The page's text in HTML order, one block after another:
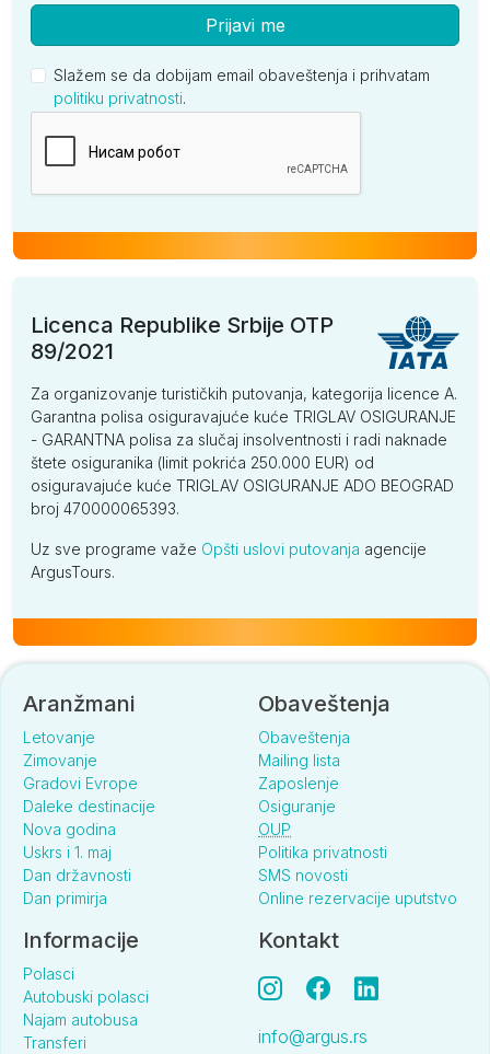
Prijavi me
Slažem se da dobijam email obaveštenja i prihvatam
politiku privatnosti.
Licenca Republike Srbije OTP
89/2021
Za organizovanje turističkih putovanja, kategorija licence A.
Garantna polisa osiguravajuće kuće TRIGLAV OSIGURANJE
- GARANTNA polisa za slučaj insolventnosti i radi naknade
štete osiguranika (limit pokrića 250.000 EUR) od
osiguravajuće kuće TRIGLAV OSIGURANJE ADO BEOGRAD
broj 470000065393.
Uz sve programe važe Opšti uslovi putovanja agencije
ArgusTours.
Aranžmani
Letovanje
Zimovanje
Gradovi Evrope
Daleke destinacije
Nova godina
Uskrs i 1. maj
Dan državnosti
Dan primirja
Obaveštenja
Obaveštenja
Mailing lista
Zaposlenje
Osiguranje
OUP
Politika privatnosti
SMS novosti
Online rezervacije uputstvo
Informacije
Polasci
Autobuski polasci
Najam autobusa
Transferi
Kontakt
info@argus.rs